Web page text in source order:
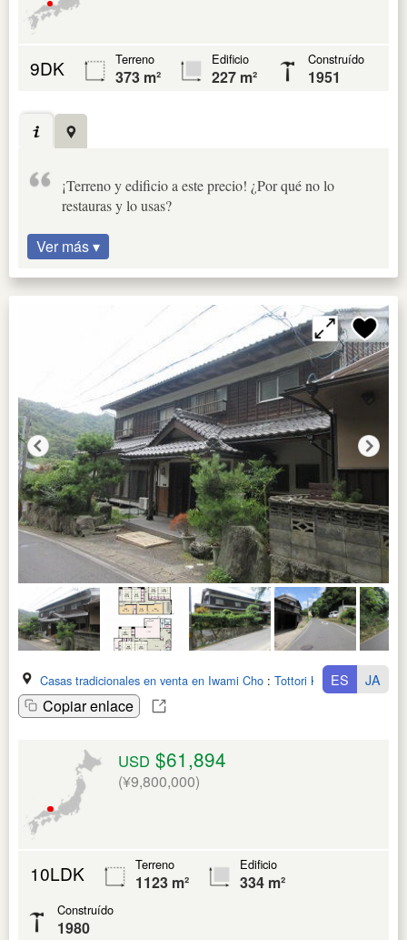
9DK Terreno
373 m²
Edificio
227 m²
Construído
1951
¡Terreno y edificio a este precio! ¿Por qué no lo
restauras y lo usas?
Ver más ▾
Casas tradicionales en venta en Iwami Cho : Tottori Ken
Copiar enlace
ES JA
USD $61,894
(¥9,800,000)
10LDK Terreno
1123 m²
Edificio
334 m²
Construído
1980